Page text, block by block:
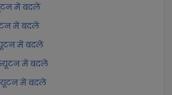
में बदलें
में बदलें
में बदलें
में बदलें
में बदलें